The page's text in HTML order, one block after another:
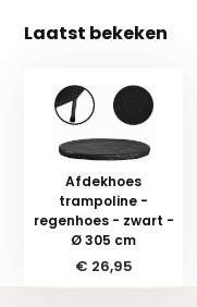
Laatst bekeken
Afdekhoes
trampoline -
regenhoes - zwart -
Ø 305 cm
€ 26,95